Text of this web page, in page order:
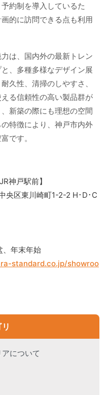
約制を導入しているた
的に訪問できる点も利用
は、国内外の最新トレン
、多種多様なデザイン展
久性、清掃のしやすさ、
る信頼性の高い製品群が
新築の際にも理想の空間
特徴により、神戸市内外
です。
神戸駅前】
央区東川崎町1-2-2 H･D･C
、年末年始
standard.co.jp/showroo
について